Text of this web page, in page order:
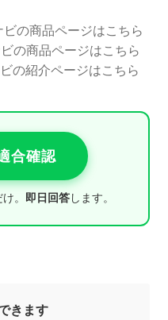
の商品ページはこちら
の商品ページはこちら
の紹介ページはこちら
合確認
。 即日回答します。
きます